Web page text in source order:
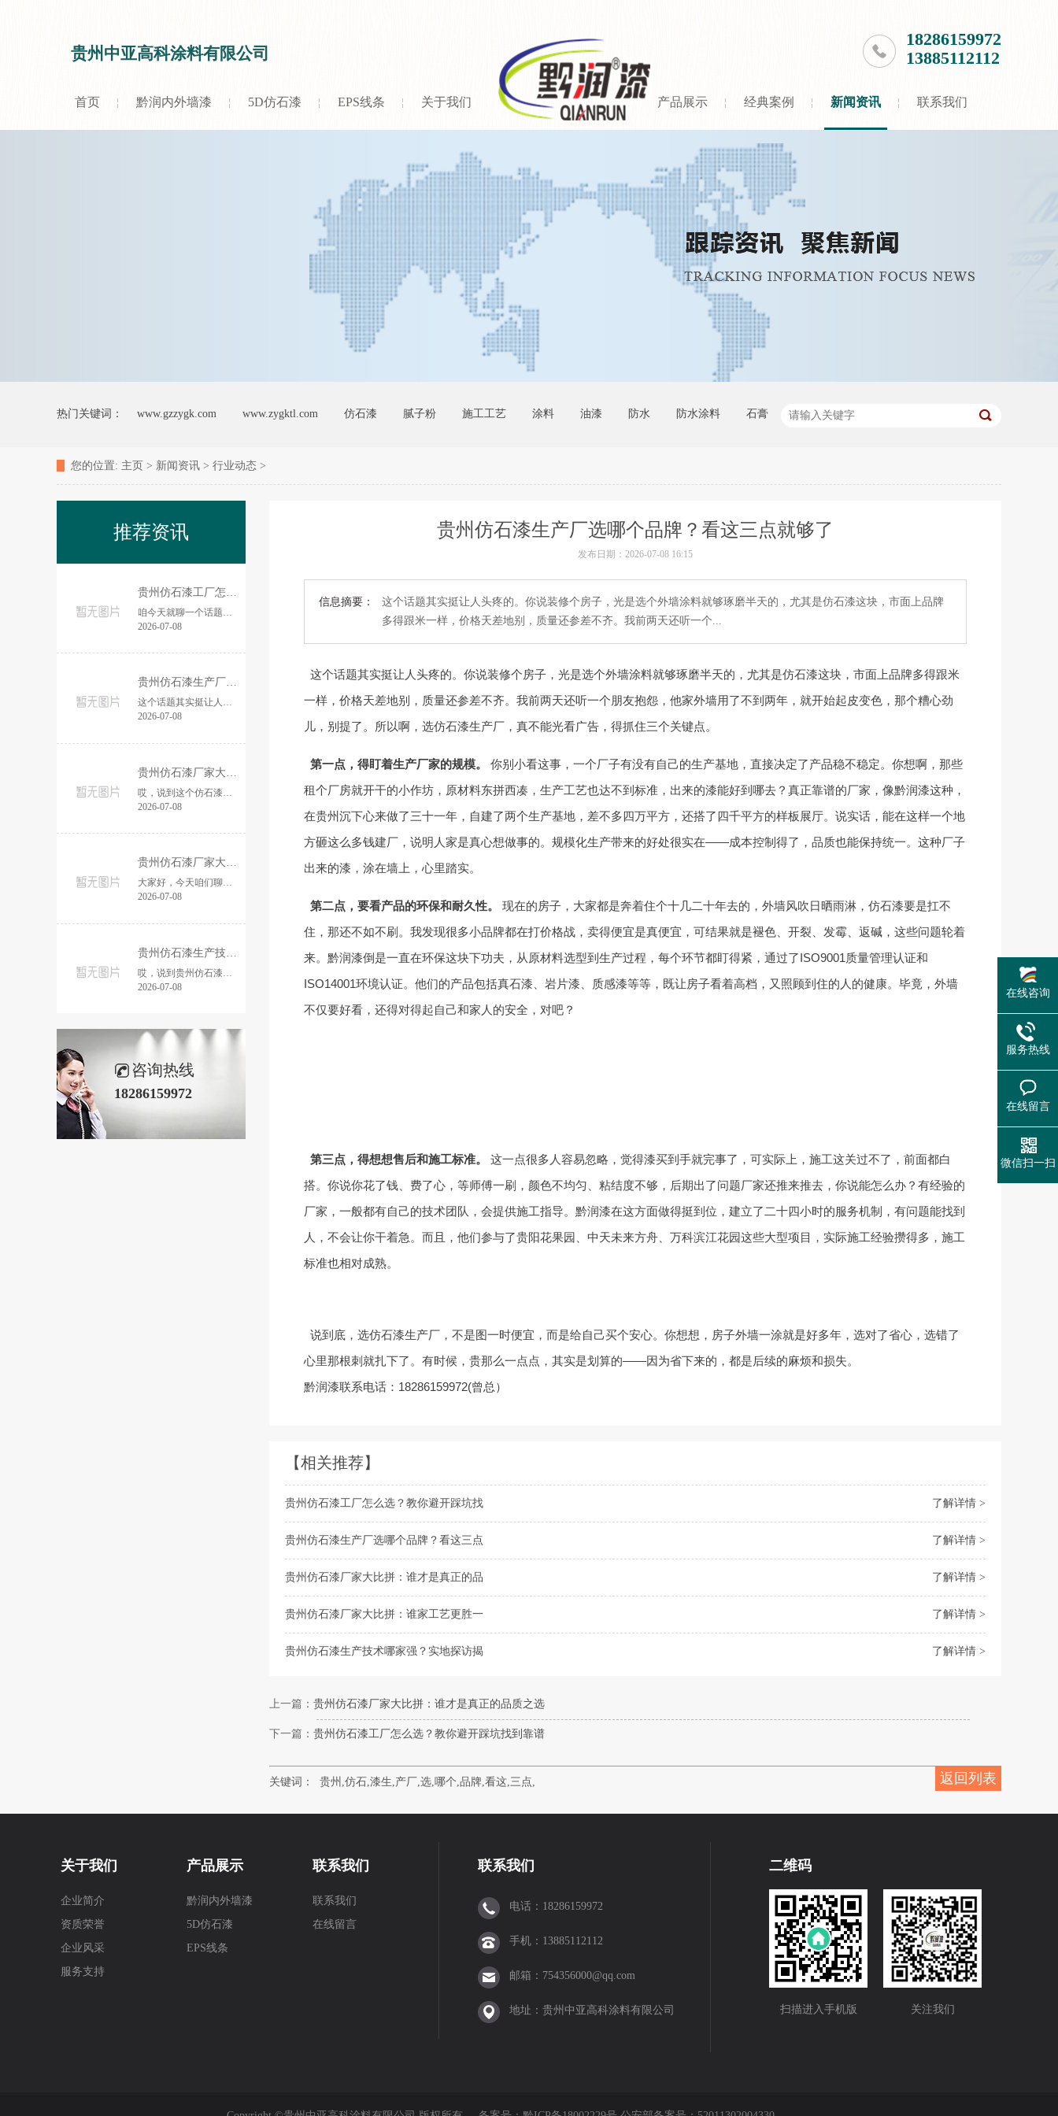
贵州中亚高科涂料有限公司
18286159972
13885112112
首页 黔润内外墙漆 5D仿石漆 EPS线条 关于我们 产品展示 经典案例 新闻资讯 联系我们
热门关键词： www.gzzygk.com www.zygktl.com 仿石漆 腻子粉 施工工艺 涂料 油漆 防水 防水涂料 石膏
您的位置: 主页 > 新闻资讯 > 行业动态 >
贵州仿石漆生产厂选哪个品牌？看这三点就够了
发布日期：2026-07-08 16:15
信息摘要：
这个话题其实挺让人头疼的。你说装修个房子，光是选个外墙涂料就够琢磨半天的，尤其是仿石漆这块，市面上品牌
多得跟米一样，价格天差地别，质量还参差不齐。我前两天还听一个...
这个话题其实挺让人头疼的。你说装修个房子，光是选个外墙涂料就够琢磨半天的，尤其是仿石漆这块，市面上品牌多得跟米
一样，价格天差地别，质量还参差不齐。我前两天还听一个朋友抱怨，他家外墙用了不到两年，就开始起皮变色，那个糟心劲
儿，别提了。所以啊，选仿石漆生产厂，真不能光看广告，得抓住三个关键点。
第一点，得盯着生产厂家的规模。
你别小看这事，一个厂子有没有自己的生产基地，直接决定了产品稳不稳定。你想啊，那些
租个厂房就开干的小作坊，原材料东拼西凑，生产工艺也达不到标准，出来的漆能好到哪去？真正靠谱的厂家，像黔润漆这种，
在贵州沉下心来做了三十一年，自建了两个生产基地，差不多四万平方，还搭了四千平方的样板展厅。说实话，能在这样一个地
方砸这么多钱建厂，说明人家是真心想做事的。规模化生产带来的好处很实在——成本控制得了，品质也能保持统一。这种厂子
出来的漆，涂在墙上，心里踏实。
第二点，要看产品的环保和耐久性。
现在的房子，大家都是奔着住个十几二十年去的，外墙风吹日晒雨淋，仿石漆要是扛不
住，那还不如不刷。我发现很多小品牌都在打价格战，卖得便宜是真便宜，可结果就是褪色、开裂、发霉、返碱，这些问题轮着
来。黔润漆倒是一直在环保这块下功夫，从原材料选型到生产过程，每个环节都盯得紧，通过了ISO9001质量管理认证和
ISO14001环境认证。他们的产品包括真石漆、岩片漆、质感漆等等，既让房子看着高档，又照顾到住的人的健康。毕竟，外墙
不仅要好看，还得对得起自己和家人的安全，对吧？
第三点，得想想售后和施工标准。
这一点很多人容易忽略，觉得漆买到手就完事了，可实际上，施工这关过不了，前面都白
搭。你说你花了钱、费了心，等师傅一刷，颜色不均匀、粘结度不够，后期出了问题厂家还推来推去，你说能怎么办？有经验的
厂家，一般都有自己的技术团队，会提供施工指导。黔润漆在这方面做得挺到位，建立了二十四小时的服务机制，有问题能找到
人，不会让你干着急。而且，他们参与了贵阳花果园、中天未来方舟、万科滨江花园这些大型项目，实际施工经验攒得多，施工
标准也相对成熟。
说到底，选仿石漆生产厂，不是图一时便宜，而是给自己买个安心。你想想，房子外墙一涂就是好多年，选对了省心，选错了
心里那根刺就扎下了。有时候，贵那么一点点，其实是划算的——因为省下来的，都是后续的麻烦和损失。
黔润漆联系电话：18286159972(曾总）
【相关推荐】
了解详情 >
贵州仿石漆工厂怎么选？教你避开踩坑找
了解详情 >
贵州仿石漆生产厂选哪个品牌？看这三点
了解详情 >
贵州仿石漆厂家大比拼：谁才是真正的品
了解详情 >
贵州仿石漆厂家大比拼：谁家工艺更胜一
了解详情 >
贵州仿石漆生产技术哪家强？实地探访揭
上一篇： 贵州仿石漆厂家大比拼：谁才是真正的品质之选
下一篇： 贵州仿石漆工厂怎么选？教你避开踩坑找到靠谱
返回列表
关键词： 贵州,仿石,漆生,产厂,选,哪个,品牌,看这,三点,
推荐资讯
贵州仿石漆工厂怎么选？教你避开踩坑找
咱今天就聊一个话题：贵州这边要搞外墙仿石漆，到底怎么挑工厂？说实话，这事儿我没少听人抱怨材料买了、工人上了、结果刷完没半年就开始褪色、起...
2026-07-08
贵州仿石漆生产厂选哪个品牌？看这三点
这个话题其实挺让人头疼的。你说装修个房子，光是选个外墙涂料就够琢磨半天的，尤其是仿石漆这块，市面上品牌多得跟米一样，价格天差地别，质量还...
2026-07-08
哎，说到这个仿石漆啊，真是让人又爱又恨。爱的是它能给外墙带来那种高级感，恨的是市场上的产品参差不齐，有时候真不知道该选哪家的好。今天咱们...
2026-07-08
贵州仿石漆厂家大比拼：谁家工艺更胜一
大家好，今天咱们聊聊贵州的仿石漆市场。说到这个话题，肯定有不少人想知道，到底哪家的工艺更好，更值得信赖。咱们就来好好说说。 首先，得提一下...
2026-07-08
贵州仿石漆生产技术哪家强？实地探访揭
哎，说到贵州仿石漆这事儿，最近问我的人真不少。特别是那些准备装修外墙的，总想搞清楚本地到底哪家技术靠谱。 其实我本来也觉得，仿石漆嘛，看着...
2026-07-08
咨询热线
18286159972
关于我们
企业简介
资质荣誉
企业风采
服务支持
产品展示
黔润内外墙漆
5D仿石漆
EPS线条
联系我们
联系我们
在线留言
联系我们
电话：18286159972
手机：13885112112
邮箱：754356000@qq.com
地址：贵州中亚高科涂料有限公司
二维码
扫描进入手机版 关注我们
在线咨询
服务热线
在线留言
微信扫一扫